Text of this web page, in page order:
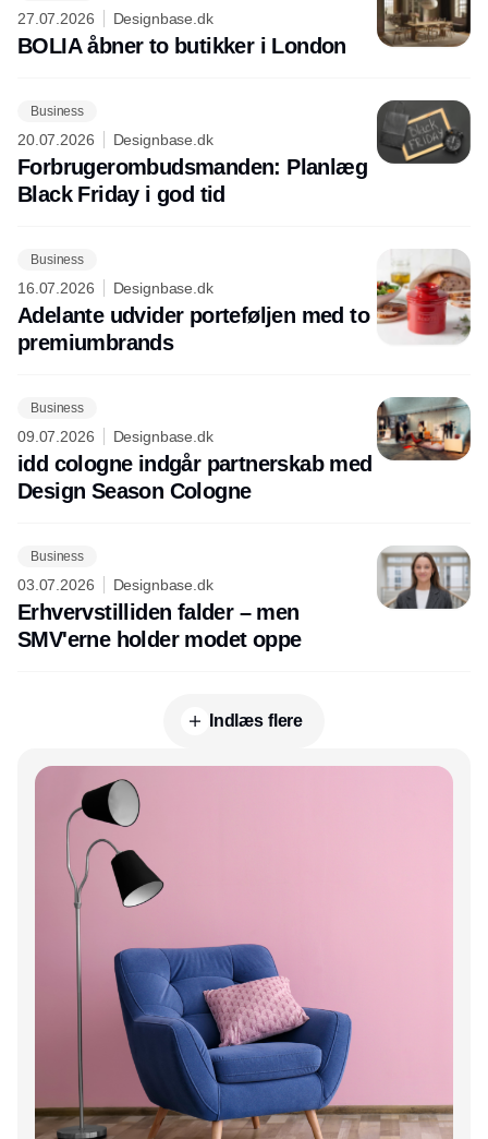
27.07.2026 Designbase.dk
BOLIA åbner to butikker i London
Business
20.07.2026 Designbase.dk
Forbrugerombudsmanden: Planlæg
Black Friday i god tid
Business
16.07.2026 Designbase.dk
Adelante udvider porteføljen med to
premiumbrands
Business
09.07.2026 Designbase.dk
idd cologne indgår partnerskab med
Design Season Cologne
Business
03.07.2026 Designbase.dk
Erhvervstilliden falder – men
SMV'erne holder modet oppe
Indlæs flere
Annonce